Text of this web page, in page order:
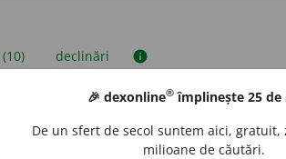
declinări info
sunt compilate de echipa dexonline.
reordona filele pe pagina depreferințe.
🎉 dexonline® împlinește 25 de
De un sfert de secol suntem aici, gratuit,
milioane de căutări.